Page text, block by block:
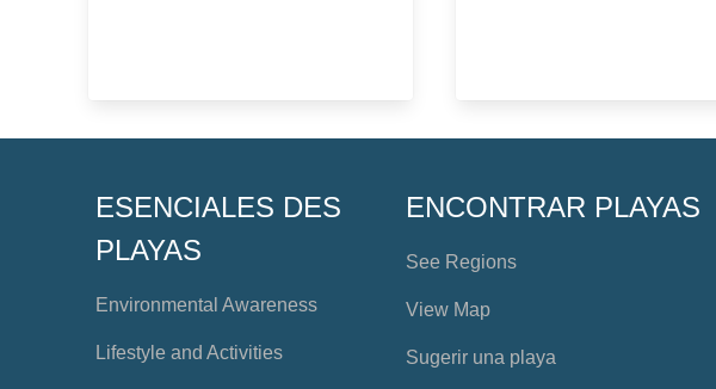
ESENCIALES DES
PLAYAS
Environmental Awareness
Lifestyle and Activities
ENCONTRAR PLAYAS
See Regions
View Map
Sugerir una playa